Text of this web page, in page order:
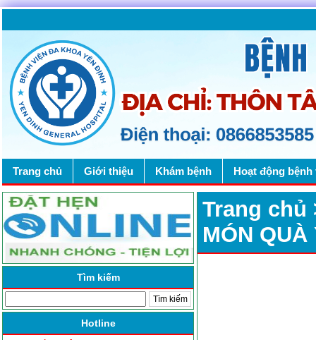
Trang chủ Giới thiệu Khám bệnh Hoạt động bệnh
Tìm kiếm
Hotline
Trang chủ
MÓN